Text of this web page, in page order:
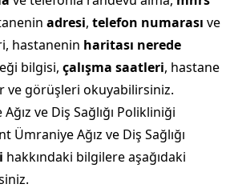
adresi, telefon numarası ve
hastanenin haritası nerede
bilgisi, çalışma saatleri, hastane
ve görüşleri okuyabilirsiniz.
ve Diş Sağlığı Polikliniği
Ümraniye Ağız ve Diş Sağlığı
hakkındaki bilgilere aşağıdaki